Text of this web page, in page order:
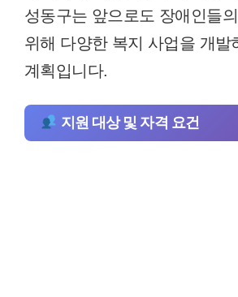
성동구는 앞으로도 장애인들
위해 다양한 복지 사업을 개발
계획입니다.
지원 대상 및 자격 요건